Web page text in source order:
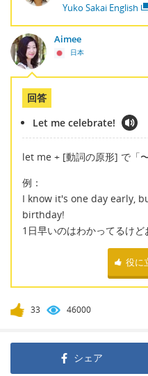
Yuko Sakai English
Aimee
日本
回答
Let me celebrate!
let me + [動詞の原形] で「
例：
I know it's one day early,
birthday!
1日早いのはわかってるけど
役に
33 46000
シェア